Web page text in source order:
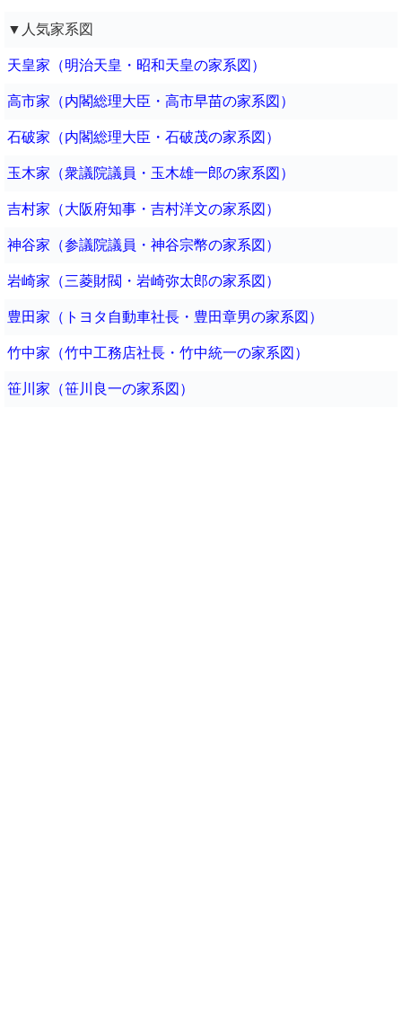
▼人気家系図
天皇家（明治天皇・昭和天皇の家系図）
高市家（内閣総理大臣・高市早苗の家系図）
石破家（内閣総理大臣・石破茂の家系図）
玉木家（衆議院議員・玉木雄一郎の家系図）
吉村家（大阪府知事・吉村洋文の家系図）
神谷家（参議院議員・神谷宗幣の家系図）
岩崎家（三菱財閥・岩崎弥太郎の家系図）
豊田家（トヨタ自動車社長・豊田章男の家系図）
竹中家（竹中工務店社長・竹中統一の家系図）
笹川家（笹川良一の家系図）